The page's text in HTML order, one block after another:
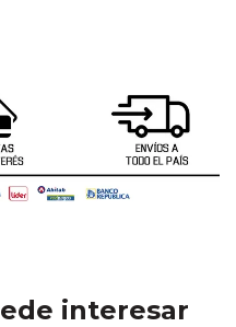
interesar